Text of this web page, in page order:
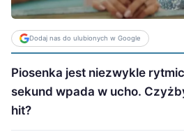
Dodaj nas do ulubionych w Google
Piosenka jest niezwykle
sekund wpada w ucho.
hit?